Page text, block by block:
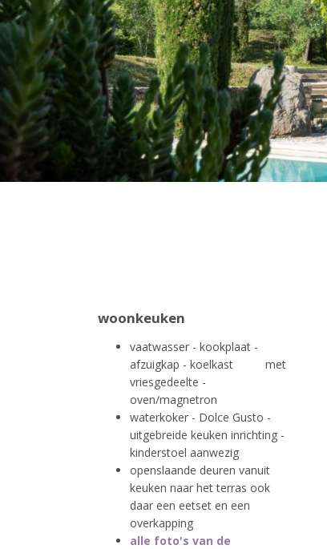
woonkeuken
vaatwasser - kookplaat -
afzuigkap - koelkast met
vriesgedeelte -
oven/magnetron
waterkoker - Dolce Gusto -
uitgebreide keuken inrichting -
kinderstoel aanwezig
openslaande deuren vanuit
keuken naar het terras ook
daar een eetset en een
overkapping
alle foto's van de